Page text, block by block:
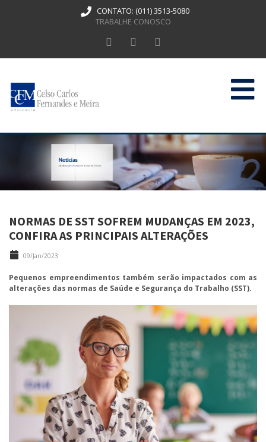
CONTATO: (011) 3513-5080
TRABALHE CONOSCO
HOME
QUEM SOMOS
ATUAÇÃO
CONTATO
NORMAS DE SST SOFREM MUDANÇAS EM 2023,
CONFIRA AS PRINCIPAIS ALTERAÇÕES
09/Jan/2023
Pequenos empreendimentos também serão impactados com as
alterações das normas de Saúde e Segurança do Trabalho (SST).